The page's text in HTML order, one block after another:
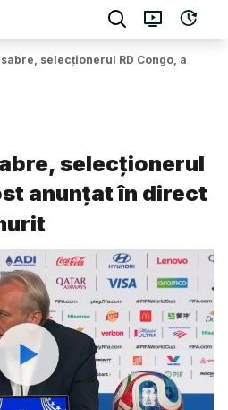
selecționerul RD Congo, a fost
selecționerul
anunțat în direct
Watch